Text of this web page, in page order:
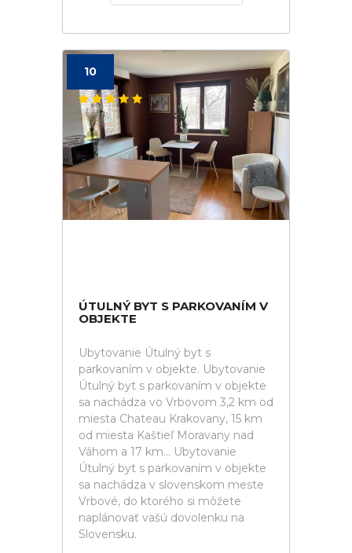
10
ÚTULNÝ BYT S PARKOVANÍM V
OBJEKTE
Ubytovanie Útulný byt s
parkovaním v objekte. Ubytovanie
Útulný byt s parkovaním v objekte
sa nachádza vo Vrbovom 3,2 km od
miesta Chateau Krakovany, 15 km
od miesta Kaštieľ Moravany nad
Váhom a 17 km... Ubytovanie
Útulný byt s parkovaním v objekte
sa nachádza v slovenskom meste
Vrbové, do ktorého si môžete
naplánovať vašú dovolenku na
Slovensku.